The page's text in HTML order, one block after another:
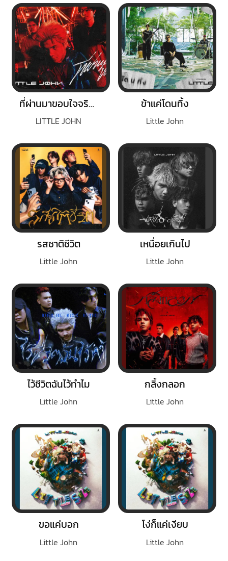
ที่ผ่านมาขอบใจจริงๆ
LITTLE JOHN
ข้าแค่โดนทิ้ง
Little John
รสชาติชีวิต
Little John
เหนื่อยเกินไป
Little John
ไว้ชีวิตฉันไว้ทำไม
Little John
กลิ้งกลอก
Little John
ขอแค่บอก
Little John
โง่ก็แค่เงียบ
Little John